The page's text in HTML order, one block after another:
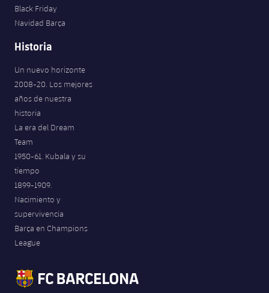
Black Friday
Navidad Barça
Historia
Un nuevo horizonte
2008-20. Los mejores
años de nuestra
historia
La era del Dream
Team
1950-61. Kubala y su
tiempo
1899-1909.
Nacimiento y
supervivencia
Barça en Champions
League